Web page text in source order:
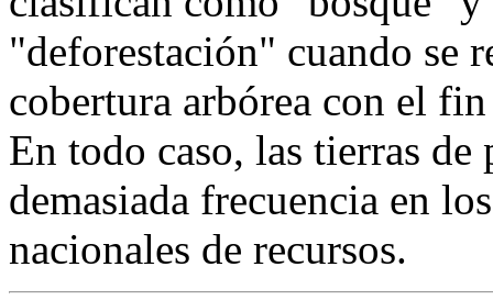
"deforestación" cuando se
cobertura arbórea con el
En todo caso, las tierras de
demasiada frecuencia en
nacionales de recursos.